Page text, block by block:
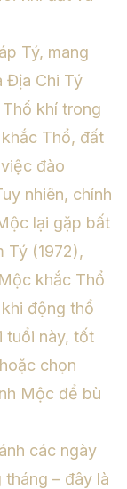
Tý, mang
Địa Chi Tý
Thổ khí trong
Thổ, đất
đào
nhiên, chính
lại gặp bất
Tý (1972),
khắc Thổ
động thổ
tuổi này, tốt
chọn
Mộc để bù
các ngày
– đây là